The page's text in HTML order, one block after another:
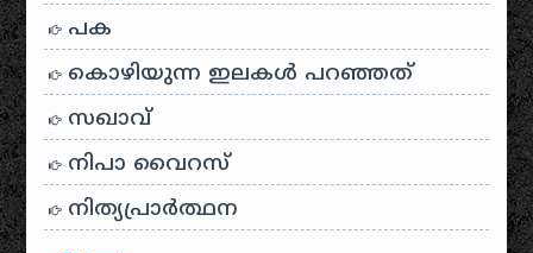
പക
കൊഴിയുന്ന ഇലകൾ പറഞ്ഞത്
സഖാവ്
നിപാ വൈറസ്
നിത്യപ്രാർത്ഥന